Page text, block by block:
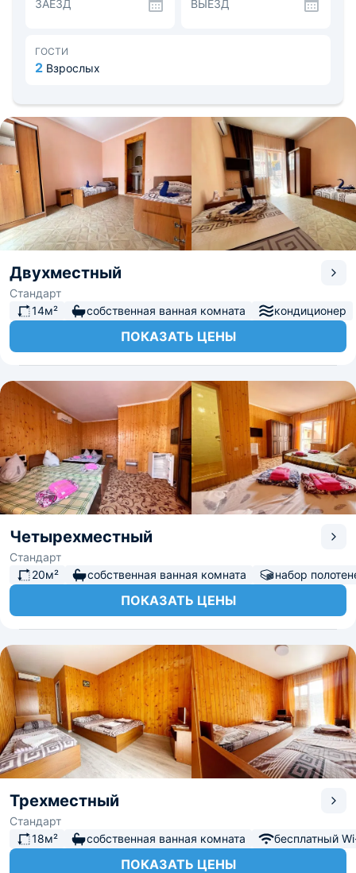
весело провести время.
можно заказать Джип-Тур. Расстояние до
железнодорожного вокзала «Сочи» — 24,8 км, до
ЗАЕЗД ВЫЕЗД
ГОСТИ
2 Взрослых
Двухместный
Стандарт
14м²
собственная ванная комната кондиционер
ПОКАЗАТЬ ЦЕНЫ
Четырехместный
Стандарт
20м²
собственная ванная комната набор
ПОКАЗАТЬ ЦЕНЫ
Трехместный
Стандарт
18м²
собственная ванная комната бесплатный
ПОКАЗАТЬ ЦЕНЫ